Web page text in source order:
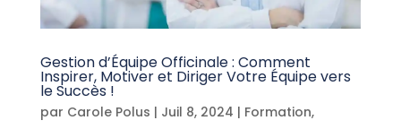
Gestion d’Équipe Officinale : Comment
Inspirer, Motiver et Diriger Votre Équipe vers
le Succès !
par Carole Polus | Juil 8, 2024 | Formation,